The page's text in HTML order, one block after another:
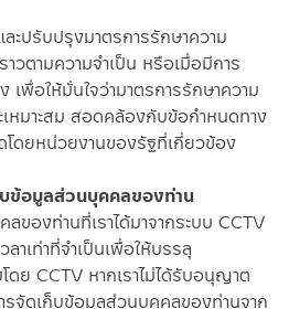
รับปรุงมาตรการรักษาความ
วตามความจำเป็น หรือเมื่อมีการ
พื่อให้มั่นใจว่ามาตรการรักษาความ
หมาะสม สอดคล้องกับข้อกำหนดทาง
ดยหน่วยงานของรัฐที่เกี่ยวข้อง
บข้อมูลส่วนบุคคลของท่าน
องท่านที่เราได้มาจากระบบ CCTV
ลาเท่าที่จำเป็นเพื่อให้บรรลุ
ย CCTV หากเราไม่ได้รับอนุญาต
รจัดเก็บข้อมูลส่วนบุคคลของท่านจาก